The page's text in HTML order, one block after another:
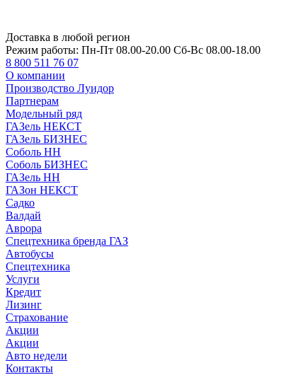
Доставка в любой регион
Режим работы: Пн-Пт 08.00-20.00 Сб-Вс 08.00-18.00
8 800 511 76 07
О компании
Производство Луидор
Партнерам
Модельный ряд
ГАЗель НЕКСТ
ГАЗель БИЗНЕС
Соболь НН
Соболь БИЗНЕС
ГАЗель НН
ГАЗон НЕКСТ
Садко
Валдай
Аврора
Спецтехника бренда ГАЗ
Автобусы
Спецтехника
Услуги
Кредит
Лизинг
Страхование
Акции
Акции
Авто недели
Контакты